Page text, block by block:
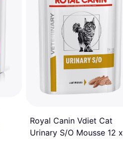
Royal Canin Vdiet Cat
Urinary S/O Mousse 12 x